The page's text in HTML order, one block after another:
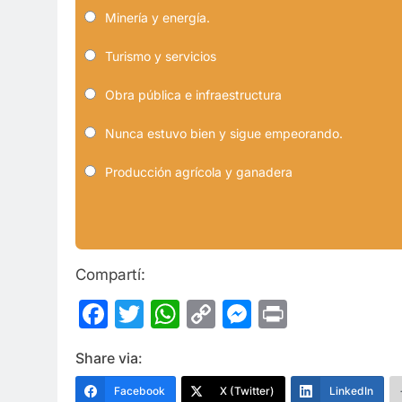
Minería y energía.
Turismo y servicios
Obra pública e infraestructura
Nunca estuvo bien y sigue empeorando.
Producción agrícola y ganadera
Compartí:
Facebook
Twitter
WhatsApp
CopyMessenger
Share via:
Facebook X (Twitter) LinkedIn